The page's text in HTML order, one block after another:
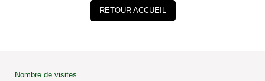
RETOUR ACCUEIL
Nombre de visites...